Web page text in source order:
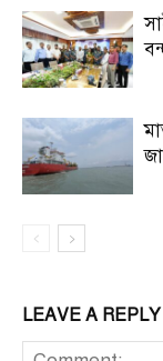
LEAVE A REPLY